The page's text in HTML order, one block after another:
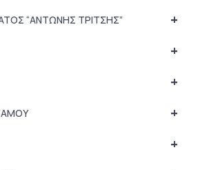
+
“ΑΝΤΩΝΗΣ ΤΡΙΤΣΗΣ”
+
+
+
+